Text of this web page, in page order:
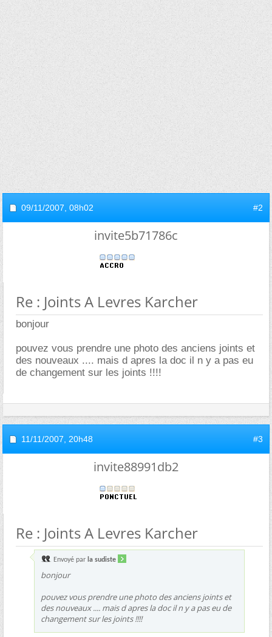
09/11/2007, 08h02 #2
invite5b71786c
Re : Joints A Levres Karcher
bonjour
pouvez vous prendre une photo des anciens joints et
des nouveaux .... mais d apres la doc il n y a pas eu
de changement sur les joints !!!!
11/11/2007, 20h48 #3
invite88991db2
Re : Joints A Levres Karcher
Envoyé par la sudiste
bonjour
pouvez vous prendre une photo des anciens joints et
des nouveaux .... mais d apres la doc il n y a pas eu de
changement sur les joints !!!!